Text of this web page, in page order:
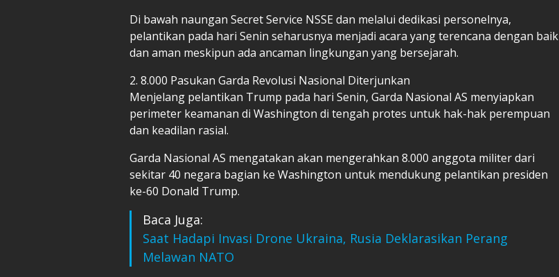
Di bawah naungan Secret Service NSSE dan melalui dedikasi personelnya,
pelantikan pada hari Senin seharusnya menjadi acara yang terencana dengan baik
dan aman meskipun ada ancaman lingkungan yang bersejarah.
2. 8.000 Pasukan Garda Revolusi Nasional Diterjunkan
Menjelang pelantikan Trump pada hari Senin, Garda Nasional AS menyiapkan
perimeter keamanan di Washington di tengah protes untuk hak-hak perempuan
dan keadilan rasial.
Garda Nasional AS mengatakan akan mengerahkan 8.000 anggota militer dari
sekitar 40 negara bagian ke Washington untuk mendukung pelantikan presiden
ke-60 Donald Trump.
Baca Juga:
Saat Hadapi Invasi Drone Ukraina, Rusia Deklarasikan Perang
Melawan NATO